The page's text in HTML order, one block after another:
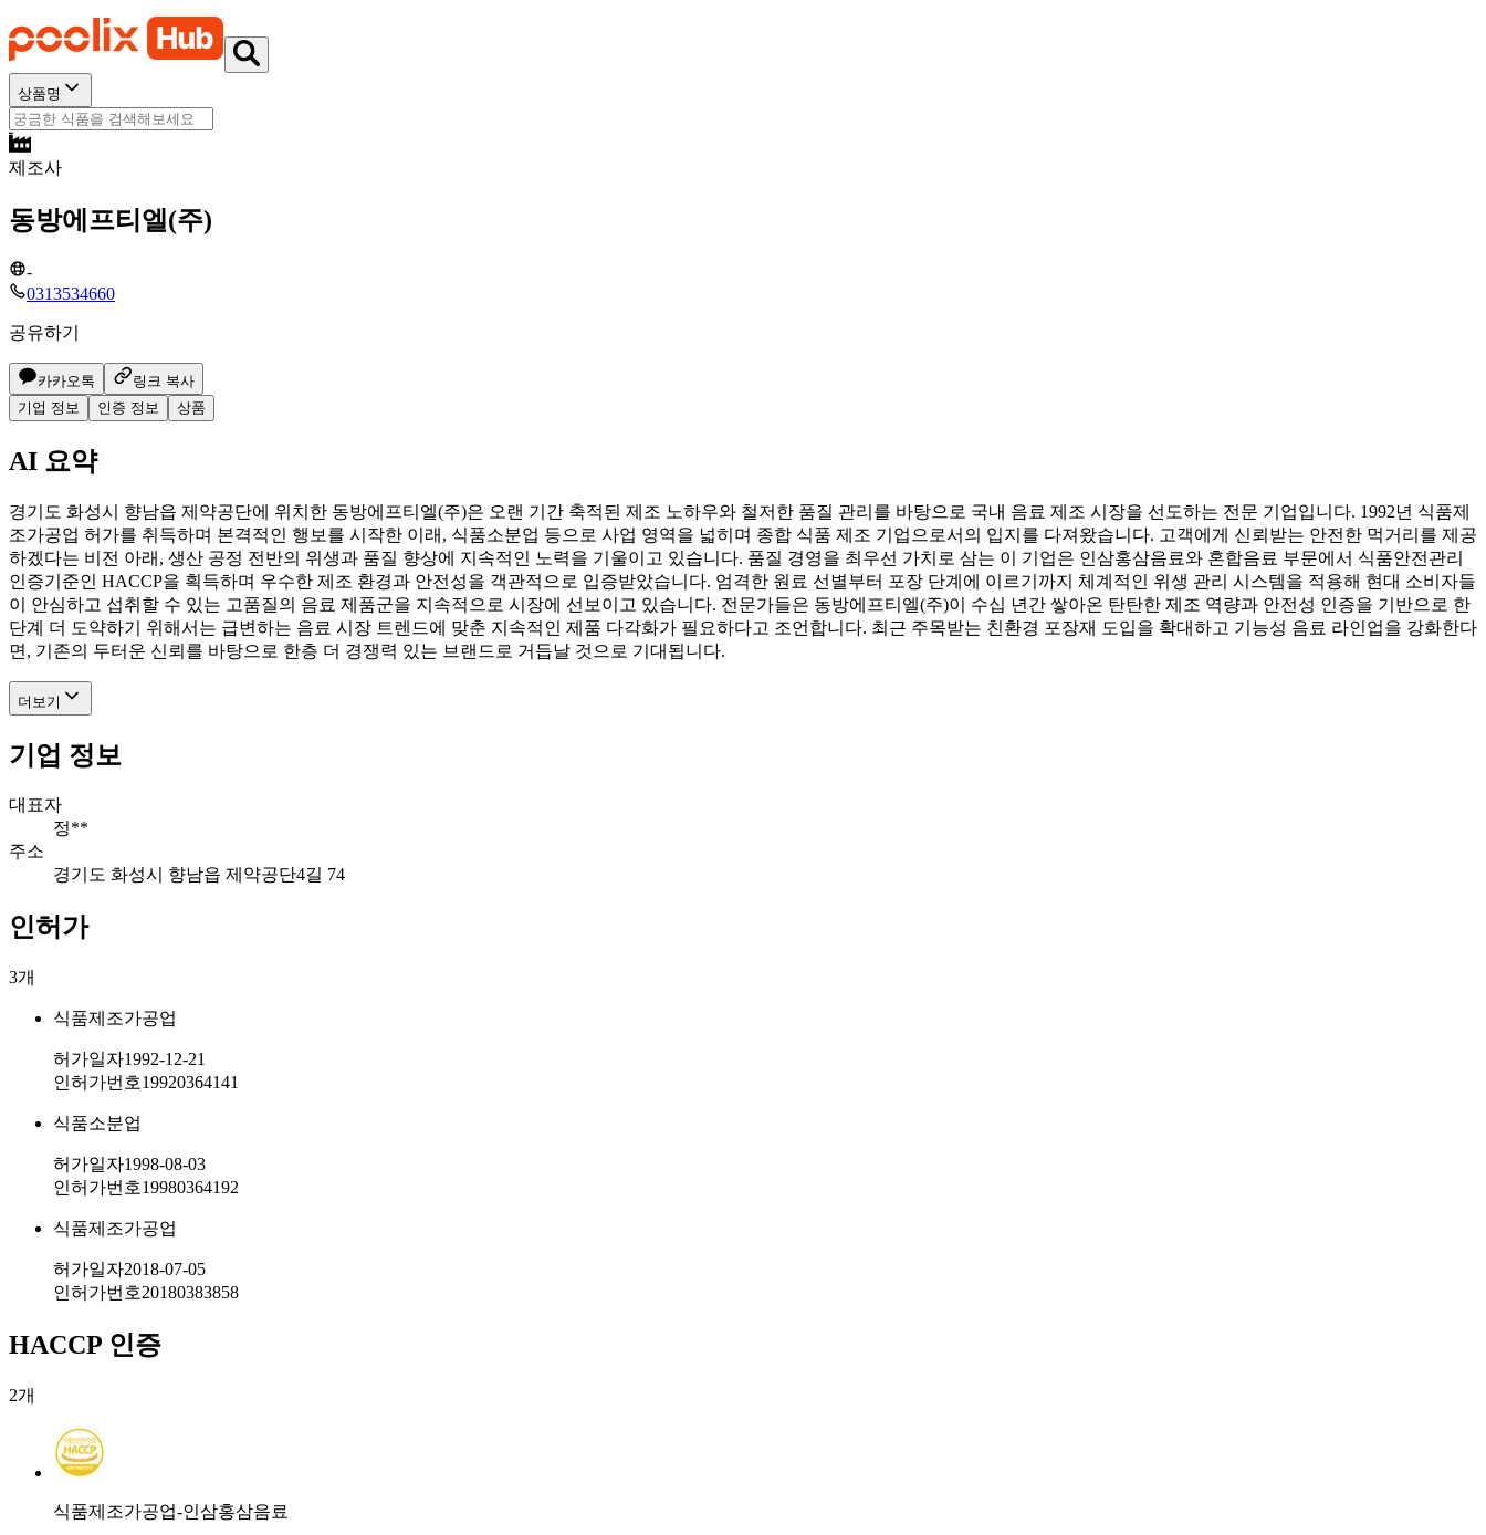
상품명
제조사
동방에프티엘(주)
-
0313534660
공유하기
카카오톡
링크 복사
기업 정보
인증 정보 상품
AI 요약
경기도 화성시 향남읍 제약공단에 위치한 동방에프티엘(주)은 오랜 기간 축적된 제조 노하우와 철저한 품질 관리를 바탕으로 국내 음료 제조 시장을 선도하는 전문 기업입니다. 1992년 식품제
조가공업 허가를 취득하며 본격적인 행보를 시작한 이래, 식품소분업 등으로 사업 영역을 넓히며 종합 식품 제조 기업으로서의 입지를 다져왔습니다. 고객에게 신뢰받는 안전한 먹거리를 제공
하겠다는 비전 아래, 생산 공정 전반의 위생과 품질 향상에 지속적인 노력을 기울이고 있습니다. 품질 경영을 최우선 가치로 삼는 이 기업은 인삼홍삼음료와 혼합음료 부문에서 식품안전관리
인증기준인 HACCP을 획득하며 우수한 제조 환경과 안전성을 객관적으로 입증받았습니다. 엄격한 원료 선별부터 포장 단계에 이르기까지 체계적인 위생 관리 시스템을 적용해 현대 소비자들
이 안심하고 섭취할 수 있는 고품질의 음료 제품군을 지속적으로 시장에 선보이고 있습니다. 전문가들은 동방에프티엘(주)이 수십 년간 쌓아온 탄탄한 제조 역량과 안전성 인증을 기반으로 한
단계 더 도약하기 위해서는 급변하는 음료 시장 트렌드에 맞춘 지속적인 제품 다각화가 필요하다고 조언합니다. 최근 주목받는 친환경 포장재 도입을 확대하고 기능성 음료 라인업을 강화한다
면, 기존의 두터운 신뢰를 바탕으로 한층 더 경쟁력 있는 브랜드로 거듭날 것으로 기대됩니다.
더보기
기업 정보
대표자
정**
주소
경기도 화성시 향남읍 제약공단4길 74
인허가
3개
식품제조가공업
허가일자1992-12-21
인허가번호19920364141
식품소분업
허가일자1998-08-03
인허가번호19980364192
식품제조가공업
허가일자2018-07-05
인허가번호20180383858
HACCP 인증
2개
식품제조가공업-인삼홍삼음료